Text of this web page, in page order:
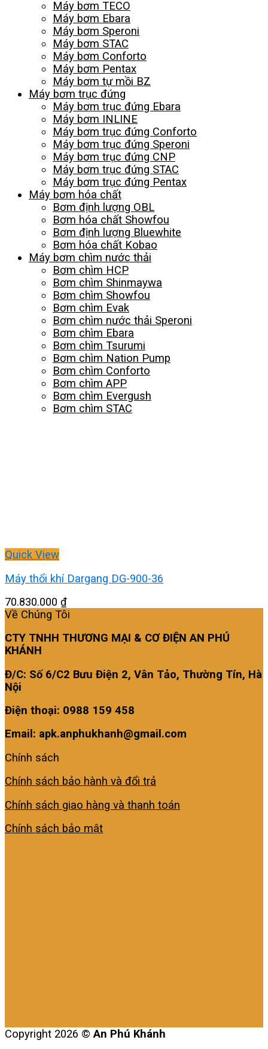
Máy bơm TECO
Máy bơm Ebara
Máy bơm Speroni
Máy bơm STAC
Máy bơm Conforto
Máy bơm Pentax
Máy bơm tự mồi BZ
Máy bơm trục đứng
Máy bơm trục đứng Ebara
Máy bơm INLINE
Máy bơm trục đứng Conforto
Máy bơm trục đứng Speroni
Máy bơm trục đứng CNP
Máy bơm trục đứng STAC
Máy bơm trục đứng Pentax
Máy bơm hóa chất
Bơm định lượng OBL
Bơm hóa chất Showfou
Bơm định lượng Bluewhite
Bơm hóa chất Kobao
Máy bơm chìm nước thải
Bơm chìm HCP
Bơm chìm Shinmaywa
Bơm chìm Showfou
Bơm chìm Evak
Bơm chìm nước thải Speroni
Bơm chìm Ebara
Bơm chìm Tsurumi
Bơm chìm Nation Pump
Bơm chìm Conforto
Bơm chìm APP
Bơm chìm Evergush
Bơm chìm STAC
Quick View
Máy thổi khí Dargang DG-900-36
70.830.000 ₫
Về Chúng Tôi
CTY TNHH THƯƠNG MẠI & CƠ ĐIỆN AN PHÚ
KHÁNH
Đ/C: Số 6/C2 Bưu Điện 2, Vân Tảo, Thường Tín, Hà
Nội
Điện thoại: 0988 159 458
Email: apk.anphukhanh@gmail.com
Chính sách
Chính sách bảo hành và đổi trả
Chính sách giao hàng và thanh toán
Chính sách bảo mật
Copyright 2026 ©An Phú Khánh